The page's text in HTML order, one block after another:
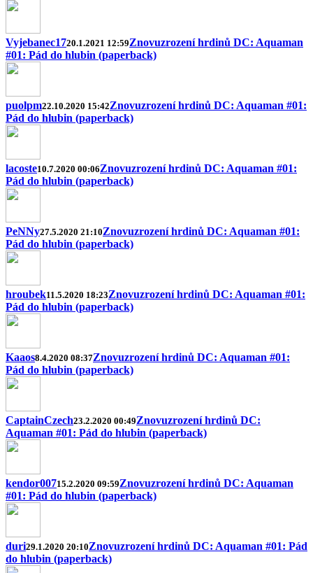
Vyjebanec1720.1.2021 12:59Znovuzrození hrdinů DC: Aquaman
#01: Pád do hlubin (paperback)
puolpm22.10.2020 15:42Znovuzrození hrdinů DC: Aquaman #01:
Pád do hlubin (paperback)
lacoste10.7.2020 00:06Znovuzrození hrdinů DC: Aquaman #01:
Pád do hlubin (paperback)
PeNNy27.5.2020 21:10Znovuzrození hrdinů DC: Aquaman #01:
Pád do hlubin (paperback)
hroubek11.5.2020 18:23Znovuzrození hrdinů DC: Aquaman #01:
Pád do hlubin (paperback)
Kaaos8.4.2020 08:37Znovuzrození hrdinů DC: Aquaman #01:
Pád do hlubin (paperback)
CaptainCzech23.2.2020 00:49Znovuzrození hrdinů DC:
Aquaman #01: Pád do hlubin (paperback)
kendor00715.2.2020 09:59Znovuzrození hrdinů DC: Aquaman
#01: Pád do hlubin (paperback)
duri29.1.2020 20:10Znovuzrození hrdinů DC: Aquaman #01: Pád
do hlubin (paperback)